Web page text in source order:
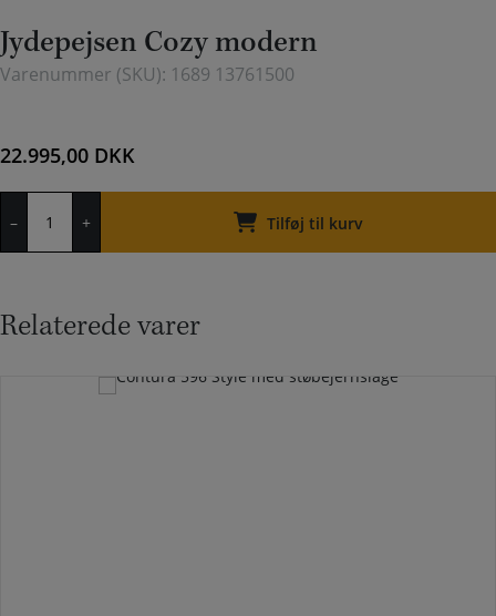
Jydepejsen Cozy modern
Varenummer (SKU): 1689 13761500
22.995,00 DKK
–
Cozy
+ Tilføj til kurv
Relaterede varer